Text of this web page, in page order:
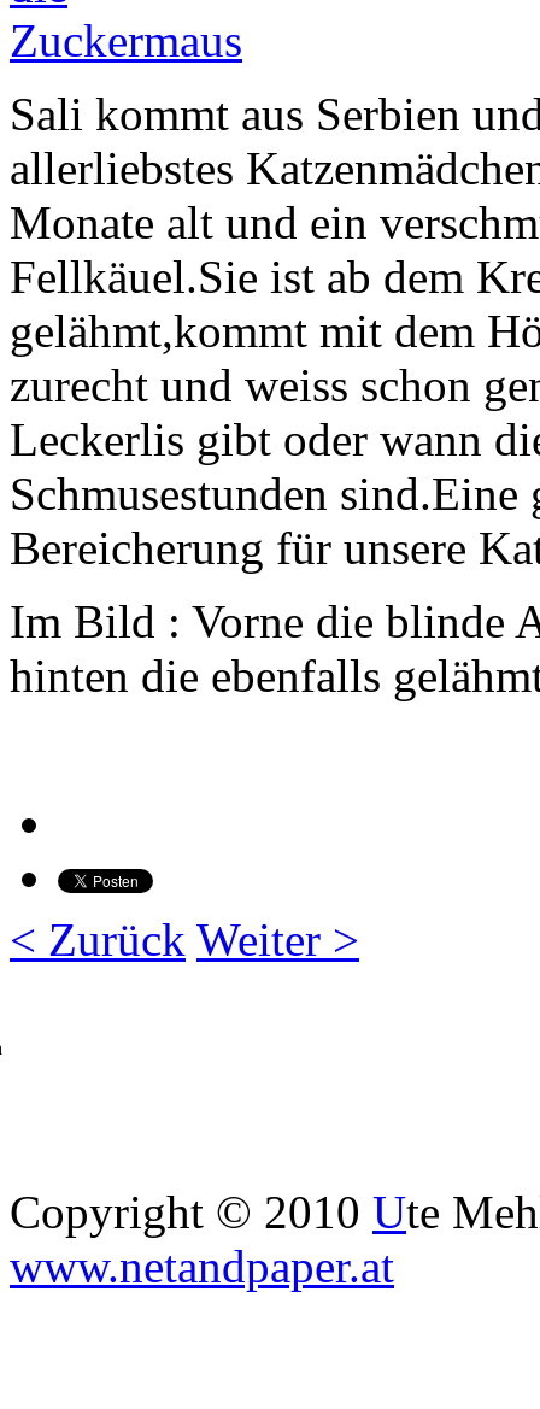
Sali kommt aus Serbien
allerliebstes
Monate alt und ein
Fellkäuel.Sie ist ab dem
gelähmt,kommt mit dem
zurecht und weiss schon
Leckerlis gibt oder wann
Schmusestunden sind.Eine
Bereicherung für unsere
Im Bild : Vorne die blinde
hinten die ebenfalls
< Zurück Weiter >
Copyright © 2010 Ute
www.netandpaper.at